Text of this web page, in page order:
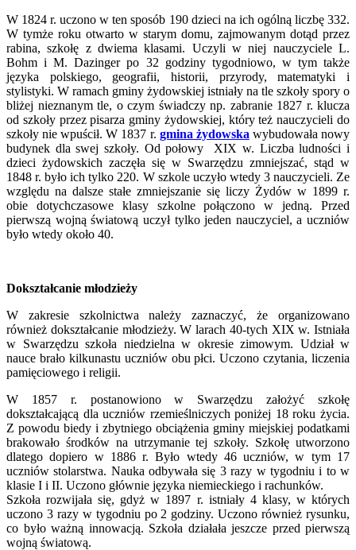
W 1824 r. uczono w ten sposób 190 dzieci na ich ogólną liczbę 332.
W tymże roku otwarto w starym domu, zajmowanym dotąd przez
rabina, szkołę z dwiema klasami. Uczyli w niej nauczyciele L.
Bohm i M. Dazinger po 32 godziny tygodniowo, w tym także
języka polskiego, geografii, historii, przyrody, matematyki i
stylistyki. W ramach gminy żydowskiej istniały na tle szkoły spory o
bliżej nieznanym tle, o czym świadczy np. zabranie 1827 r. klucza
od szkoły przez pisarza gminy żydowskiej, który też nauczycieli do
szkoły nie wpuścił. W 1837 r. gmina żydowska wybudowała nowy
budynek dla swej szkoły. Od połowy XIX w. Liczba ludności i
dzieci żydowskich zaczęła się w Swarzędzu zmniejszać, stąd w
1848 r. było ich tylko 220. W szkole uczyło wtedy 3 nauczycieli. Ze
względu na dalsze stałe zmniejszanie się liczy Żydów w 1899 r.
obie dotychczasowe klasy szkolne połączono w jedną. Przed
pierwszą wojną światową uczył tylko jeden nauczyciel, a uczniów
było wtedy około 40.
Dokształcanie młodzieży
W zakresie szkolnictwa należy zaznaczyć, że organizowano
również dokształcanie młodzieży. W larach 40-tych XIX w. Istniała
w Swarzędzu szkoła niedzielna w okresie zimowym. Udział w
nauce brało kilkunastu uczniów obu płci. Uczono czytania, liczenia
pamięciowego i religii.
W 1857 r. postanowiono w Swarzędzu założyć szkołę
dokształcającą dla uczniów rzemieślniczych poniżej 18 roku życia.
Z powodu biedy i zbytniego obciążenia gminy miejskiej podatkami
brakowało środków na utrzymanie tej szkoły. Szkołę utworzono
dlatego dopiero w 1886 r. Było wtedy 46 uczniów, w tym 17
uczniów stolarstwa. Nauka odbywała się 3 razy w tygodniu i to w
klasie I i II. Uczono głównie języka niemieckiego i rachunków.
Szkoła rozwijała się, gdyż w 1897 r. istniały 4 klasy, w których
uczono 3 razy w tygodniu po 2 godziny. Uczono również rysunku,
co było ważną innowacją. Szkoła działała jeszcze przed pierwszą
wojną światową.